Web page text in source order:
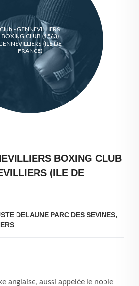
Club - GENNEVILLIERS
BOXING CLUB (1563)
(ILE DE
FRANCE)
BOXING CLUB
(ILE DE
DELAUNE PARC DES SEVINES,
anglaise, aussi appelée le noble